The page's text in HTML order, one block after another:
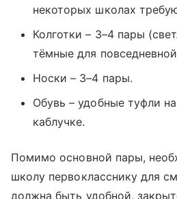
некоторых школах
Колготки – 3–4 пары
тёмные для
Носки – 3–4 пары.
Обувь – удобные туфли
каблучке.
Помимо основной пары,
школу первокласснику для
должна быть удобной,